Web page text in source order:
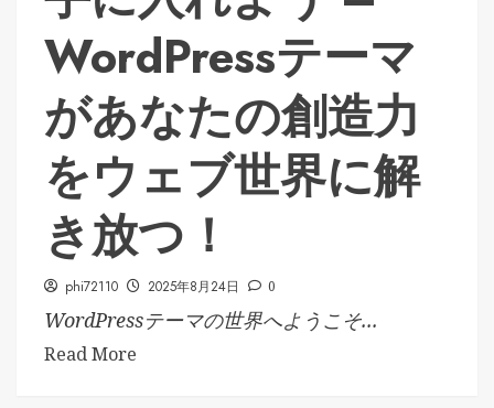
WordPressテーマ
があなたの創造力
をウェブ世界に解
き放つ！
phi72110 2025年8月24日 0
WordPressテーマの世界へようこそ...
Read More